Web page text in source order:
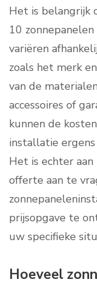
Het is belangrijk
10
variëren
zoals het merk
van de
accessoires of
kunnen de
installatie
Het is echter
offerte aan te
prijsopgave te
uw specifieke
Hoeveel